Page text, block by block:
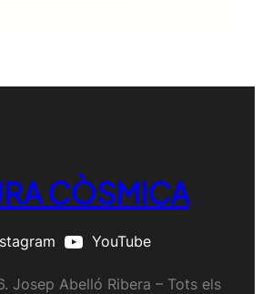
CÒSMICA
YouTube
Josep Abelló Ribera – Tots els